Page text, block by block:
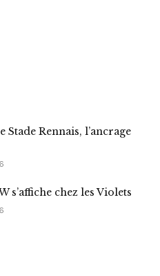
Rennais, l’ancrage
s’affiche chez les Violets